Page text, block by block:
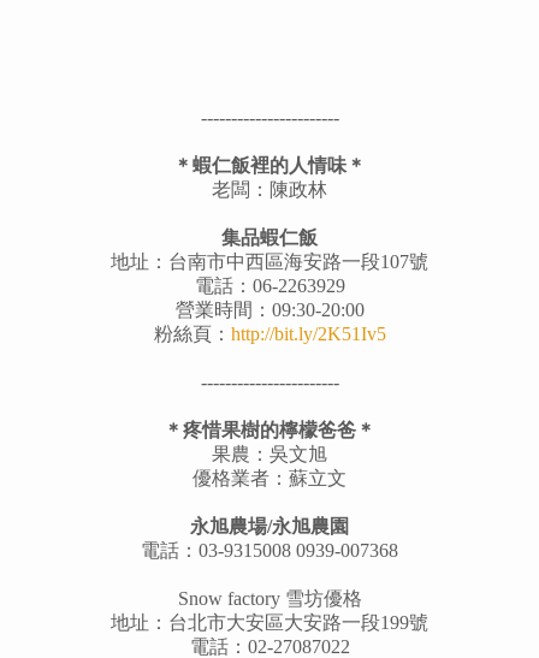
-----------------------
＊蝦仁飯裡的人情味＊
老闆：陳政林
集品蝦仁飯
地址：台南市中西區海安路一段107號
電話：06-2263929
營業時間：09:30-20:00
粉絲頁： http://bit.ly/2K51Iv5
-----------------------
＊疼惜果樹的檸檬爸爸＊
果農：吳文旭
優格業者：蘇立文
永旭農場/永旭農園
電話：03-9315008 0939-007368
Snow factory 雪坊優格
地址：台北市大安區大安路一段199號
電話：02-27087022